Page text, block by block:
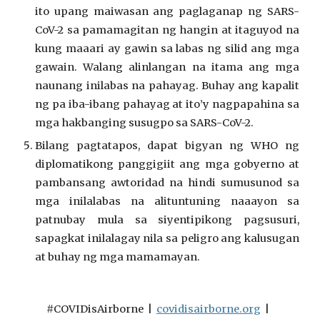
ito upang maiwasan ang paglaganap ng SARS-
CoV-2 sa pamamagitan ng hangin at itaguyod na
kung maaari ay gawin sa labas ng silid ang mga
gawain. Walang alinlangan na itama ang mga
naunang inilabas na pahayag. Buhay ang kapalit
ng pa iba-ibang pahayag at ito’y nagpapahina sa
mga hakbanging susugpo sa SARS-CoV-2.
Bilang pagtatapos, dapat bigyan ng WHO ng
diplomatikong panggigiit ang mga gobyerno at
pambansang awtoridad na hindi sumusunod sa
mga inilalabas na alituntuning naaayon sa
patnubay mula sa siyentipikong pagsusuri,
sapagkat inilalagay nila sa peligro ang kalusugan
at buhay ng mga mamamayan.
#COVIDisAirborne covidisairborne.org